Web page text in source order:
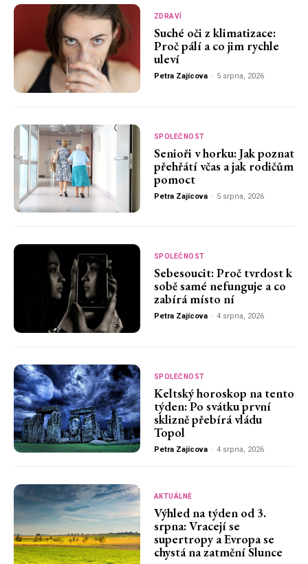
ZDRAVÍ
Suché oči z klimatizace:
Proč pálí a co jim rychle
uleví
Petra Zajícova - 5 srpna, 2026
SPOLEČNOST
Senioři v horku: Jak poznat
přehřátí včas a jak rodičům
pomoct
Petra Zajícova - 5 srpna, 2026
SPOLEČNOST
Sebesoucit: Proč tvrdost k
sobě samé nefunguje a co
zabírá místo ní
Petra Zajícova - 4 srpna, 2026
SPOLEČNOST
Keltský horoskop na tento
týden: Po svátku první
sklizně přebírá vládu
Topol
Petra Zajícova - 4 srpna, 2026
AKTUÁLNĚ
Výhled na týden od 3.
srpna: Vracejí se
supertropy a Evropa se
chystá na zatmění Slunce